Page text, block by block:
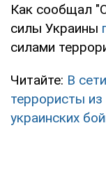
Как сообщал
силы Украины
силами
Читайте: В
террористы
украинских